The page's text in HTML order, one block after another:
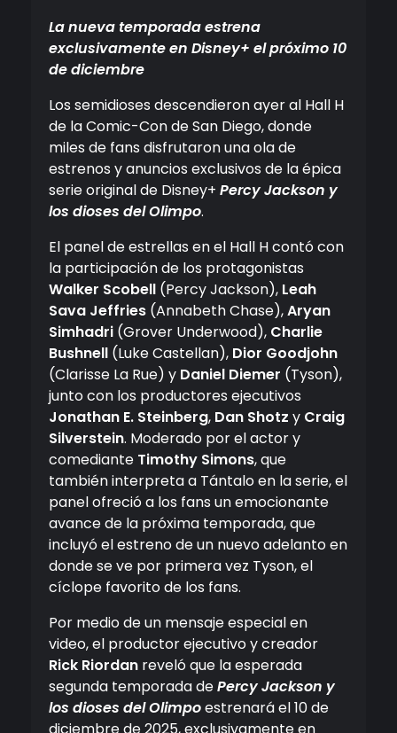
La nueva temporada estrena
exclusivamente en Disney+ el próximo 10
de diciembre
Los semidioses descendieron ayer al Hall H
de la Comic-Con de San Diego, donde
miles de fans disfrutaron una ola de
estrenos y anuncios exclusivos de la épica
serie original de Disney+ Percy Jackson y
los dioses del Olimpo.
El panel de estrellas en el Hall H contó con
la participación de los protagonistas
Walker Scobell (Percy Jackson), Leah
Sava Jeffries (Annabeth Chase),Aryan
Simhadri (Grover Underwood), Charlie
Bushnell (Luke Castellan), Dior Goodjohn
(Clarisse La Rue) y Daniel Diemer (Tyson),
junto con los productores ejecutivos
Jonathan E. Steinberg, Dan Shotz y Craig
Silverstein. Moderado por el actor y
comediante Timothy Simons, que
también interpreta a Tántalo en la serie, el
panel ofreció a los fans un emocionante
avance de la próxima temporada, que
incluyó el estreno de un nuevo adelanto en
donde se ve por primera vez Tyson, el
cíclope favorito de los fans.
Por medio de un mensaje especial en
video, el productor ejecutivo y creador
Rick Riordan reveló que la esperada
segunda temporada dePercy Jackson y
los dioses del Olimpoestrenará el 10 de